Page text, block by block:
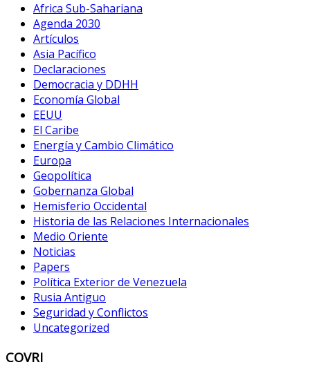
Africa Sub-Sahariana
Agenda 2030
Artículos
Asia Pacífico
Declaraciones
Democracia y DDHH
Economía Global
EEUU
El Caribe
Energía y Cambio Climático
Europa
Geopolítica
Gobernanza Global
Hemisferio Occidental
Historia de las Relaciones Internacionales
Medio Oriente
Noticias
Papers
Política Exterior de Venezuela
Rusia Antiguo
Seguridad y Conflictos
Uncategorized
COVRI